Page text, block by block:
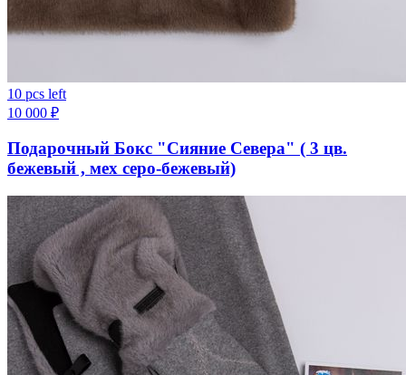
10 pcs left
10 000 ₽
Подарочный Бокс "Сияние Севера" ( 3 цв.
бежевый , мех серо-бежевый)